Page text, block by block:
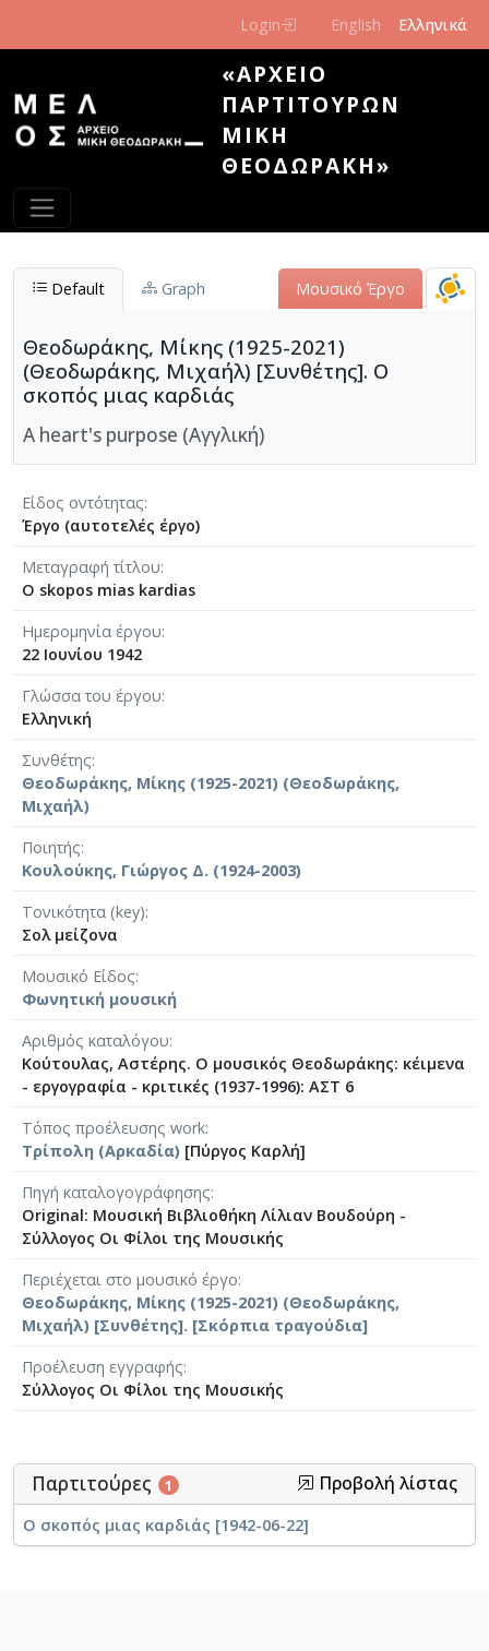
Login English Ελληνικά
«ΑΡΧΕΊΟ
ΠΑΡΤΙΤΟΎΡΩΝ
ΜΊΚΗ
ΘΕΟΔΩΡΆΚΗ»
Default Graph Μουσικό Έργο
Θεοδωράκης, Μίκης (1925-2021)
(Θεοδωράκης, Μιχαήλ) [Συνθέτης]. Ο
σκοπός μιας καρδιάς
A heart's purpose (Αγγλική)
Είδος οντότητας
Έργο (αυτοτελές έργο)
Μεταγραφή τίτλου
O skopos mias kardias
Ημερομηνία έργου
22 Ιουνίου 1942
Γλώσσα του έργου
Ελληνική
Συνθέτης
Θεοδωράκης, Μίκης (1925-2021) (Θεοδωράκης,
Μιχαήλ)
Ποιητής
Κουλούκης, Γιώργος Δ. (1924-2003)
Τονικότητα (key)
Σολ μείζονα
Μουσικό Είδος
Φωνητική μουσική
Αριθμός καταλόγου
Κούτουλας, Αστέρης. Ο μουσικός Θεοδωράκης: κέιμενα
- εργογραφία - κριτικές (1937-1996): ΑΣΤ 6
Τόπος προέλευσης work
Τρίπολη (Αρκαδία) [Πύργος Καρλή]
Πηγή καταλογογράφησης
Original: Μουσική Βιβλιοθήκη Λίλιαν Βουδούρη -
Σύλλογος Οι Φίλοι της Μουσικής
Περιέχεται στο μουσικό έργο
Θεοδωράκης, Μίκης (1925-2021) (Θεοδωράκης,
Μιχαήλ) [Συνθέτης]. [Σκόρπια τραγούδια]
Προέλευση εγγραφής
Σύλλογος Οι Φίλοι της Μουσικής
Παρτιτούρες 1 Προβολή λίστας
Ο σκοπός μιας καρδιάς [1942-06-22]